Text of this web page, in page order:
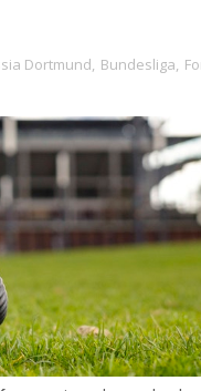
Dortmund, Bundesliga,